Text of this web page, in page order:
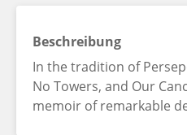
Beschreibung
In the tradition of
No Towers, and Our
memoir of remarkable